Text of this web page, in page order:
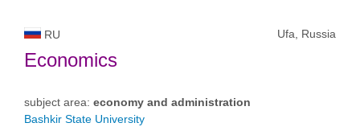
RU Ufa, Russia
Economics
subject area: economy and administration
Bashkir State University